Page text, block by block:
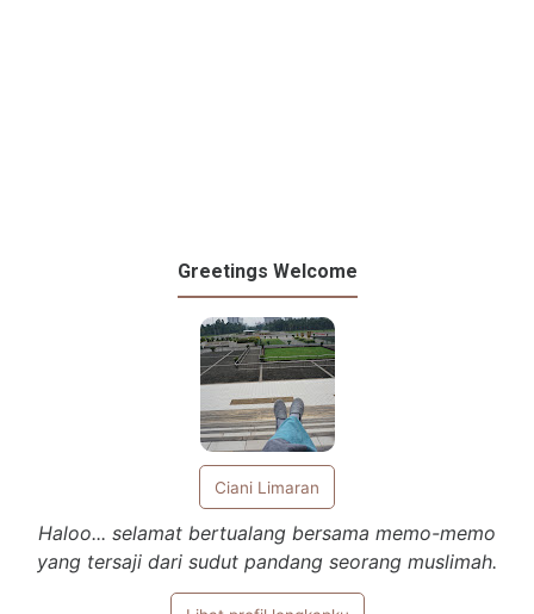
Greetings Welcome
Ciani Limaran
Haloo... selamat bertualang bersama memo-memo
yang tersaji dari sudut pandang seorang muslimah.